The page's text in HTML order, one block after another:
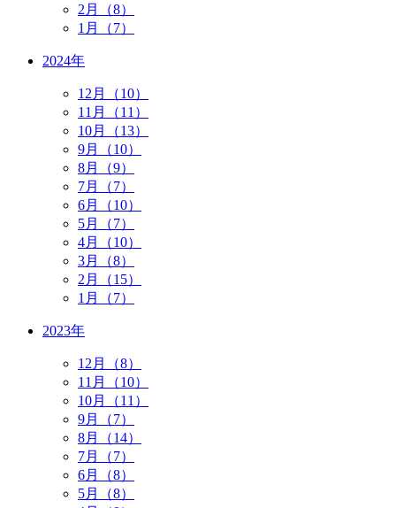
2月（8）
1月（7）
2024年
12月（10）
11月（11）
10月（13）
9月（10）
8月（9）
7月（7）
6月（10）
5月（7）
4月（10）
3月（8）
2月（15）
1月（7）
2023年
12月（8）
11月（10）
10月（11）
9月（7）
8月（14）
7月（7）
6月（8）
5月（8）